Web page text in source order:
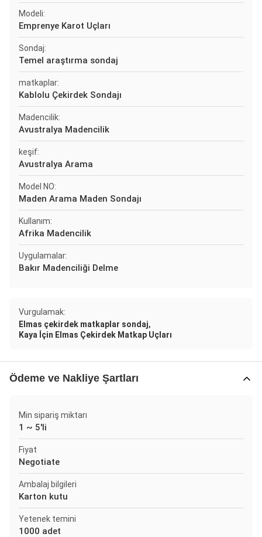
Modeli:
Emprenye Karot Uçları
Sondaj:
Temel araştırma sondaj
matkaplar:
Kablolu Çekirdek Sondajı
Madencilik:
Avustralya Madencilik
keşif:
Avustralya Arama
Model NO:
Maden Arama Maden Sondajı
Kullanım:
Afrika Madencilik
Uygulamalar:
Bakır Madenciliği Delme
Vurgulamak:
Elmas çekirdek matkaplar sondaj,
Kaya İçin Elmas Çekirdek Matkap Uçları
Ödeme ve Nakliye Şartları
Min sipariş miktarı
1 ~ 5'li
Fiyat
Negotiate
Ambalaj bilgileri
Karton kutu
Yetenek temini
1000 adet